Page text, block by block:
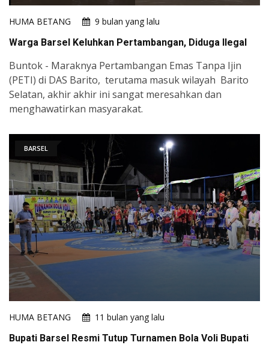
HUMA BETANG
9 bulan yang lalu
Warga Barsel Keluhkan Pertambangan, Diduga Ilegal
Buntok - Maraknya Pertambangan Emas Tanpa Ijin
(PETI) di DAS Barito, terutama masuk wilayah Barito
Selatan, akhir akhir ini sangat meresahkan dan
menghawatirkan masyarakat.
BARSEL
HUMA BETANG
11 bulan yang lalu
Bupati Barsel Resmi Tutup Turnamen Bola Voli Bupati